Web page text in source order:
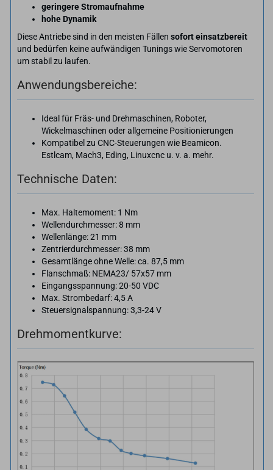
geringere Stromaufnahme
hohe Dynamik
Diese Antriebe sind in den meisten Fällen sofort einsatzbereit
und bedürfen keine aufwändigen Tunings wie Servomotoren
um stabil zu laufen.
Anwendungsbereiche:
Ideal für Fräs- und Drehmaschinen, Roboter,
Wickelmaschinen oder allgemeine Positionierungen
Kompatibel zu CNC-Steuerungen wie Beamicon.
Estlcam, Mach3, Eding, Linuxcnc u. v. a. mehr.
Technische Daten:
Max. Haltemoment: 1 Nm
Wellendurchmesser: 8 mm
Wellenlänge: 21 mm
Zentrierdurchmesser: 38 mm
Gesamtlänge ohne Welle: ca. 87,5 mm
Flanschmaß: NEMA23/ 57x57 mm
Eingangsspannung: 20-50 VDC
Max. Strombedarf: 4,5 A
Steuersignalspannung: 3,3-24 V
Drehmomentkurve: